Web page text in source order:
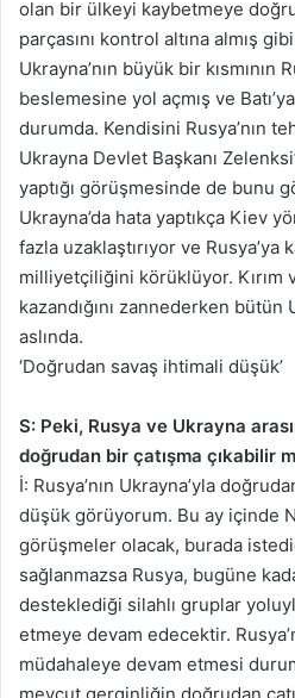
olan bir ülkeyi kaybetmeye
parçasını kontrol altına almış
Ukrayna’nın büyük bir kısmının
beslemesine yol açmış ve
durumda. Kendisini Rusya’nın
Ukrayna Devlet Başkanı
yaptığı görüşmesinde de bunu
Ukrayna’da hata yaptıkça Kiev
fazla uzaklaştırıyor ve Rusya’ya
milliyetçiliğini körüklüyor. Kırım
kazandığını zannederken bütün
aslında.
‘Doğrudan savaş ihtimali düşük’
S: Peki, Rusya ve Ukrayna
doğrudan bir çatışma çıkabilir
İ: Rusya’nın Ukrayna’yla
düşük görüyorum. Bu ay içinde
görüşmeler olacak, burada
sağlanmazsa Rusya, bugüne
desteklediği silahlı gruplar
etmeye devam edecektir.
müdahaleye devam etmesi